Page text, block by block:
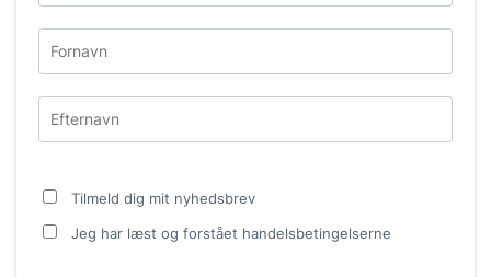
Tilmeld dig mit nyhedsbrev
Jeg har læst og forstået handelsbetingelserne